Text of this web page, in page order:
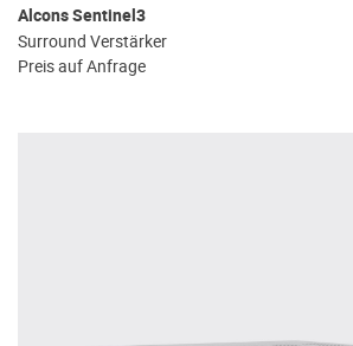
Alcons Sentinel3
Surround Verstärker
Preis auf Anfrage